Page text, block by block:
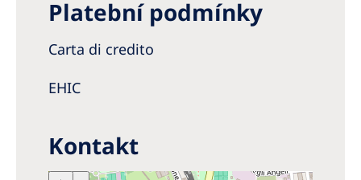
Platební podmínky
Carta di credito
EHIC
Kontakt